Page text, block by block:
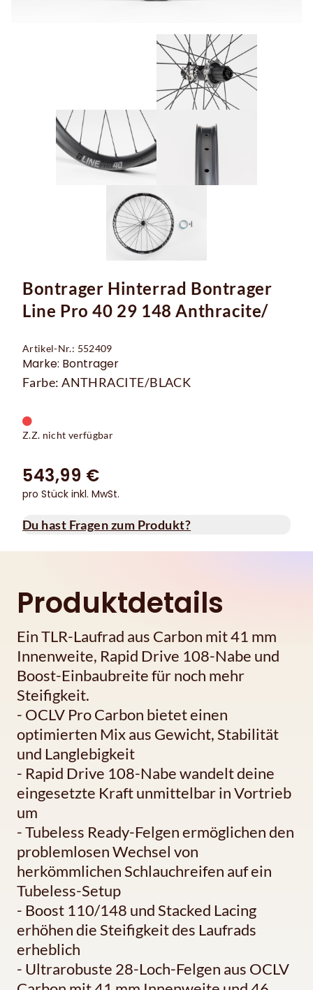
Bontrager Hinterrad Bontrager
Line Pro 40 29 148 Anthracite/
Artikel-Nr.: 552409
Marke: Bontrager
Farbe: ANTHRACITE/BLACK
Z.Z. nicht verfügbar
543,99 €
pro Stück inkl. MwSt.
Du hast Fragen zum Produkt?
Produktdetails
Ein TLR-Laufrad aus Carbon mit 41 mm
Innenweite, Rapid Drive 108-Nabe und
Boost-Einbaubreite für noch mehr
Steifigkeit.
- OCLV Pro Carbon bietet einen
optimierten Mix aus Gewicht, Stabilität
und Langlebigkeit
- Rapid Drive 108-Nabe wandelt deine
eingesetzte Kraft unmittelbar in Vortrieb
um
- Tubeless Ready-Felgen ermöglichen den
problemlosen Wechsel von
herkömmlichen Schlauchreifen auf ein
Tubeless-Setup
- Boost 110/148 und Stacked Lacing
erhöhen die Steifigkeit des Laufrads
erheblich
- Ultrarobuste 28-Loch-Felgen aus OCLV